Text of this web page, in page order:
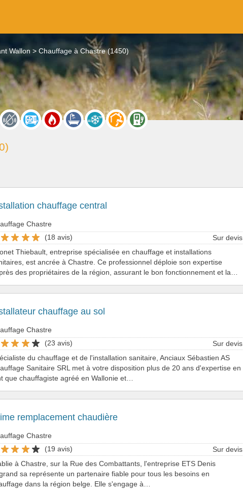
Wallon Chauffage à Chastre (1450)
chauffage central
Chastre
(18 avis)
Sur devis
Thiebault, entreprise spécialisée en chauffage et installations
est ancrée à Chastre. Ce professionnel déploie son expertise
des propriétaires de la région, assurant le bon fonctionnement et la…
chauffage au sol
Chastre
(23 avis)
Sur devis
du chauffage et de l'installation sanitaire, Anciaux Sébastien AS
Sanitaire SRL met à votre disposition plus de 20 ans d'expertise en
que chauffagiste agréé en Wallonie et…
remplacement chaudière
Chastre
(19 avis)
Sur devis
à Chastre, sur la Rue des Combattants, l'entreprise ETS Denis
sa représente un partenaire fiable pour tous les besoins en
dans la région belge. Elle s'engage à…